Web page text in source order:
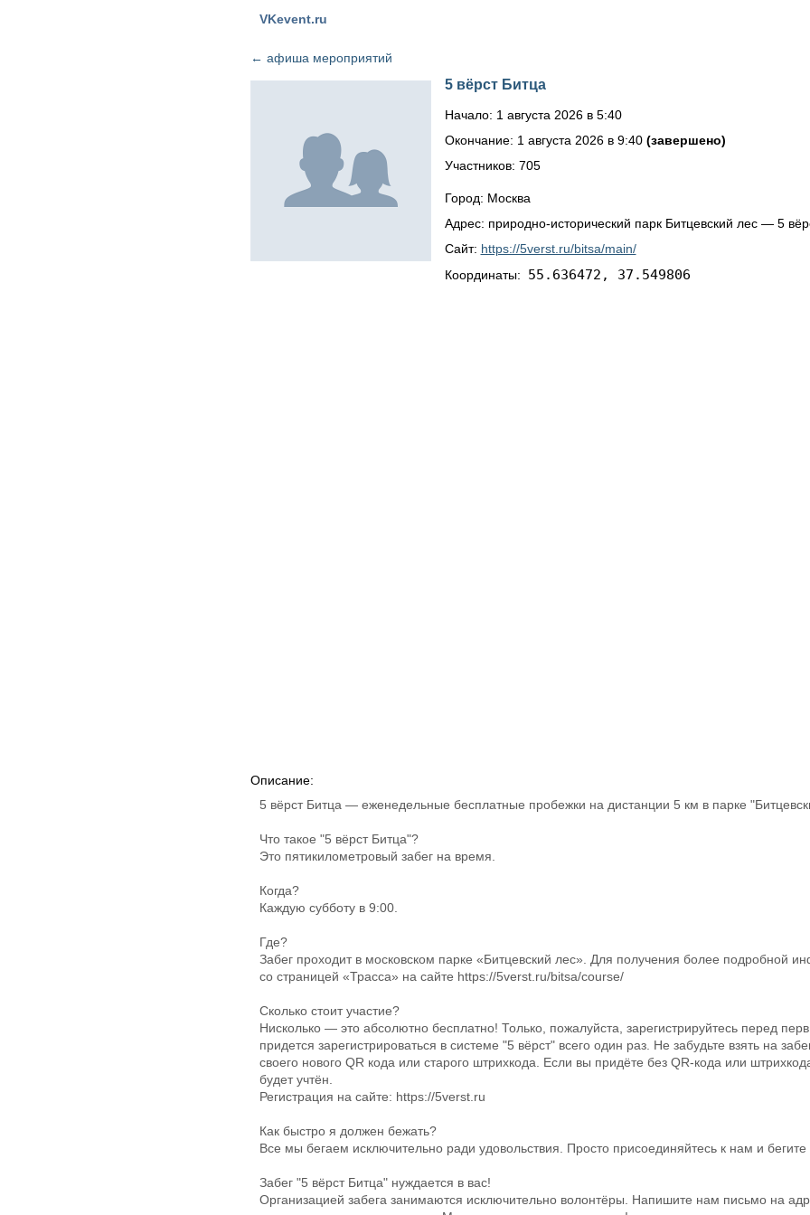
VKevent.ru
← афиша мероприятий
5 вёрст Битца
Начало: 1 августа 2026 в 5:40
Окончание: 1 августа 2026 в 9:40 (завершено)
Участников: 705
Город: Москва
Адрес: природно-исторический парк Битцевский лес — 5
Сайт: https://5verst.ru/bitsa/main/
Координаты: 55.636472, 37.549806
Описание:
5 вёрст Битца — еженедельные бесплатные пробежки на дистанции 5 км в парке
Что такое "5 вёрст Битца"?
Это пятикилометровый забег на время.
Когда?
Каждую субботу в 9:00.
Где?
Забег проходит в московском парке «Битцевский лес». Для получения более подробной
со страницей «Трасса» на сайте https://5verst.ru/bitsa/course/
Сколько стоит участие?
Нисколько — это абсолютно бесплатно! Только, пожалуйста, зарегистрируйтесь перед
придется зарегистрироваться в системе "5 вёрст" всего один раз. Не забудьте взять на
своего нового QR кода или старого штрихкода. Если вы придёте без QR-кода или
будет учтён.
Регистрация на сайте: https://5verst.ru
Как быстро я должен бежать?
Все мы бегаем исключительно ради удовольствия. Просто присоединяйтесь к нам и бегите
Забег "5 вёрст Битца" нуждается в вас!
Организацией забега занимаются исключительно волонтёры. Напишите нам письмо на